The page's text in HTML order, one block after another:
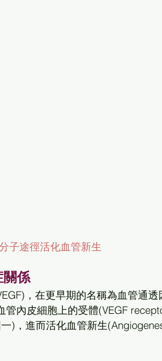
子途徑活化血管新生
關係
管內皮細胞上的受體(VEGF
)，進而活化血管新生